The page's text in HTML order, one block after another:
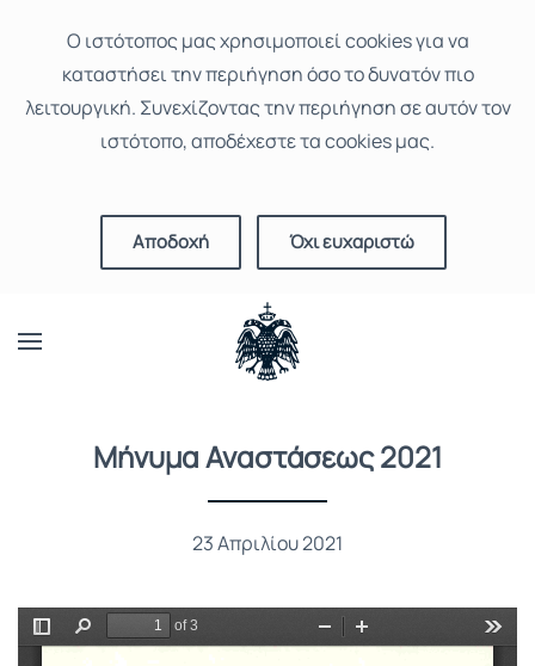
Ο ιστότοπoς μας χρησιμοποιεί cookies για να
καταστήσει την περιήγηση όσο το δυνατόν πιο
λειτουργική. Συνεχίζοντας την περιήγηση σε αυτόν τον
ιστότοπο, αποδέχεστε τα cookies μας.
Αποδοχή Όχι ευχαριστώ
Μήνυμα Αναστάσεως 2021
23 Απριλίου 2021